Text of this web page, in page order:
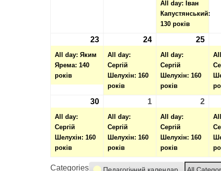
All day: Іван
Капустянський:
130 років
23
event)
All day: Яким
Ярема: 140
років
24
event)
All day:
Сергій
Шелухін: 160
років
25
All day:
Сергій
Шелухін: 160
років
30
event)
All day:
Сергій
Шелухін: 160
років
1
event)
All day:
Сергій
Шелухін: 160
років
2
All day:
Сергій
Шелухін: 160
років
Categories